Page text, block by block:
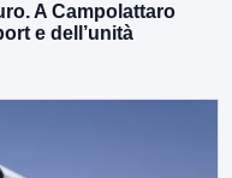
A Campolattaro
e dell’unità